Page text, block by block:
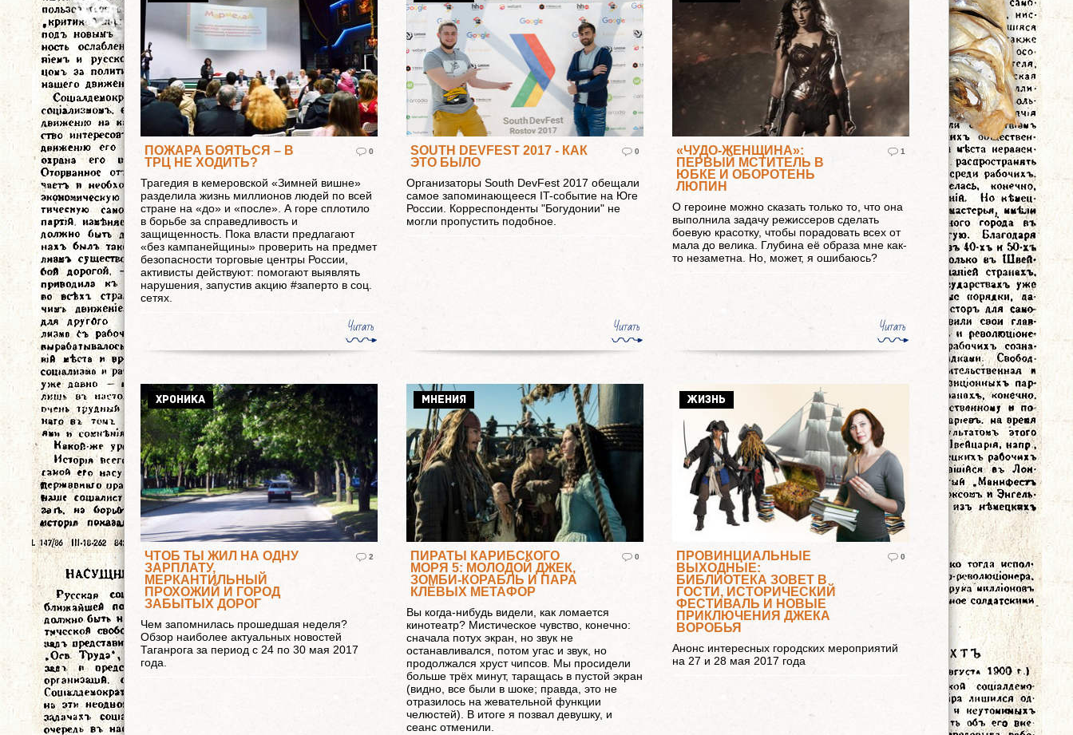
ПОЖАРА БОЯТЬСЯ – В
ТРЦ НЕ ХОДИТЬ?
0
Трагедия в кемеровской «Зимней вишне»
разделила жизнь миллионов людей по всей
стране на «до» и «после». А горе сплотило
в борьбе за справедливость и
защищенность. Пока власти предлагают
«без кампанейщины» проверить на предмет
безопасности торговые центры России,
активисты действуют: помогают выявлять
нарушения, запустив акцию #заперто в соц.
сетях.
Читать
SOUTH DEVFEST 2017 - КАК
ЭТО БЫЛО
0
Организаторы South DevFest 2017 обещали
самое запоминающееся IT-событие на Юге
России. Корреспонденты "Богудонии" не
могли пропустить подобное.
Читать
«ЧУДО-ЖЕНЩИНА»:
ПЕРВЫЙ МСТИТЕЛЬ В
ЮБКЕ И ОБОРОТЕНЬ
ЛЮПИН
1
О героине можно сказать только то, что она
выполнила задачу режиссеров сделать
боевую красотку, чтобы порадовать всех от
мала до велика. Глубина её образа мне как-
то незаметна. Но, может, я ошибаюсь?
Читать
ХРОНИКА
ЧТОБ ТЫ ЖИЛ НА ОДНУ
ЗАРПЛАТУ,
МЕРКАНТИЛЬНЫЙ
ПРОХОЖИЙ И ГОРОД
ЗАБЫТЫХ ДОРОГ
2
Чем запомнилась прошедшая неделя?
Обзор наиболее актуальных новостей
Таганрога за период с 24 по 30 мая 2017
года.
МНЕНИЯ
ПИРАТЫ КАРИБСКОГО
МОРЯ 5: МОЛОДОЙ ДЖЕК,
ЗОМБИ-КОРАБЛЬ И ПАРА
КЛЁВЫХ МЕТАФОР
0
Вы когда-нибудь видели, как ломается
кинотеатр? Мистическое чувство, конечно:
сначала потух экран, но звук не
останавливался, потом угас и звук, но
продолжался хруст чипсов. Мы просидели
больше трёх минут, таращась в пустой экран
(видно, все были в шоке; правда, это не
отразилось на жевательной функции
челюстей). В итоге я позвал девушку, и
сеанс отменили.
ЖИЗНЬ
ПРОВИНЦИАЛЬНЫЕ
ВЫХОДНЫЕ:
БИБЛИОТЕКА ЗОВЕТ В
ГОСТИ, ИСТОРИЧЕСКИЙ
ФЕСТИВАЛЬ И НОВЫЕ
ПРИКЛЮЧЕНИЯ ДЖЕКА
ВОРОБЬЯ
0
Анонс интересных городских мероприятий
на 27 и 28 мая 2017 года